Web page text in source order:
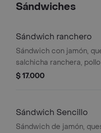
Sándwiches
Sándwich ranchero
Sándwich con jamón,
salchicha ranchera,
tocineta.
$ 17.000
Sándwich Sencillo
Sándwich de jamón,